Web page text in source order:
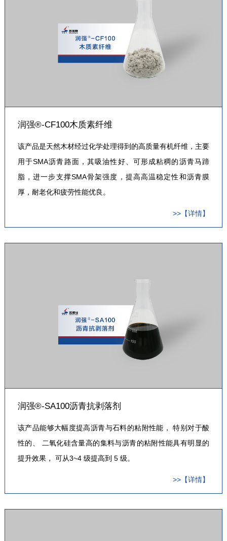
润强®-CF100木质素纤维
该产品是天然木材经过化学处理得到的高质量有机纤维，主要
用于SMA沥青路面，其吸油性好、可形成粘稠的沥青马蹄
脂，进一步支撑SMA骨架强度，提高高温稳定性和沥青膜
厚，耐老化和疲劳性能优良。
>>【详情】
润强®-SA100沥青抗剥落剂
该产品能够大幅度提高沥青与石料的粘附性能， 特别对于酸
性的、 二氧化硅含量高的集料与沥青的粘附性能具有明显的
提升效果， 可从3~4 级提高到 5 级。
>>【详情】